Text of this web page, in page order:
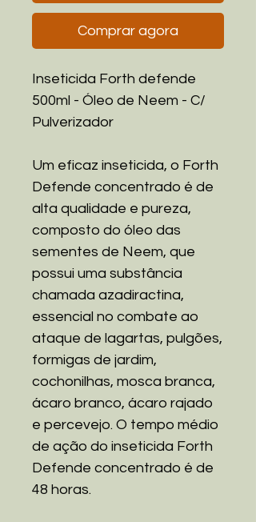
Comprar agora
Inseticida Forth defende
500ml - Óleo de Neem - C/
Pulverizador
Um eficaz inseticida, o Forth
Defende concentrado é de
alta qualidade e pureza,
composto do óleo das
sementes de Neem, que
possui uma substância
chamada azadiractina,
essencial no combate ao
ataque de lagartas, pulgões,
formigas de jardim,
cochonilhas, mosca branca,
ácaro branco, ácaro rajado
e percevejo. O tempo médio
de ação do inseticida Forth
Defende concentrado é de
48 horas.